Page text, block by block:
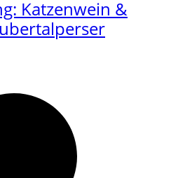
Katzenwein &